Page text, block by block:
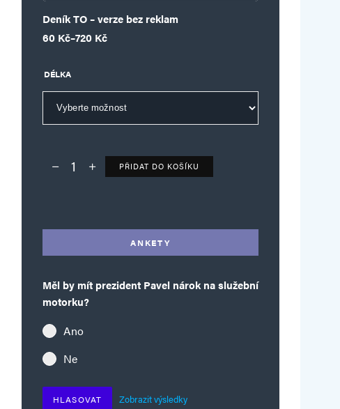
Deník TO – verze bez reklam
60 Kč–720 Kč
Rozpětí cen: 60 Kč až 720 Kč
DÉLKA
Deník TO – verze bez reklam množství
PŘIDAT DO KOŠÍKU
ANKETY
Měl by mít prezident Pavel nárok na služební
motorku?
Ano
Ne
HLASOVAT Zobrazit výsledky